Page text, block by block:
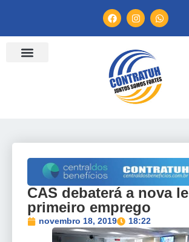
CAS debaterá a nova
primeiro emprego
novembro 18, 2019 18:22